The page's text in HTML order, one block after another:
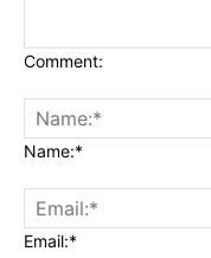
Comment:
Name:*
Email:*